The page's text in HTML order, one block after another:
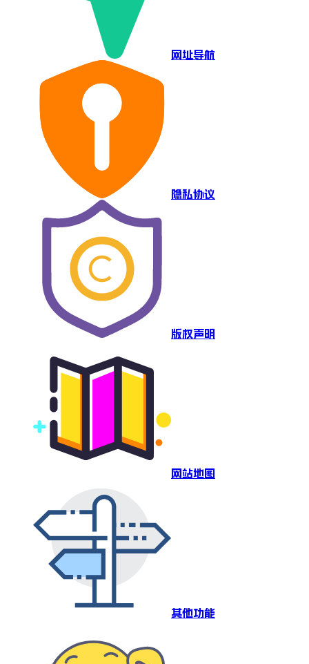
网址导航
隐私协议
版权声明
网站地图
其他功能